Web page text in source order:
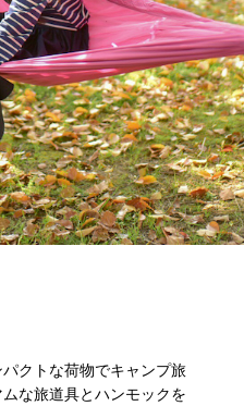
クトな荷物でキャンプ旅
な旅道具とハンモックを